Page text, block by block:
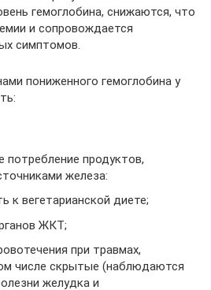
гемоглобина, снижаются, что
и сопровождается
симптомов.
пониженного гемоглобина у
потребление продуктов,
железа:
к вегетарианской диете;
ЖКТ;
при травмах,
числе скрытые (наблюдаются
желудка и